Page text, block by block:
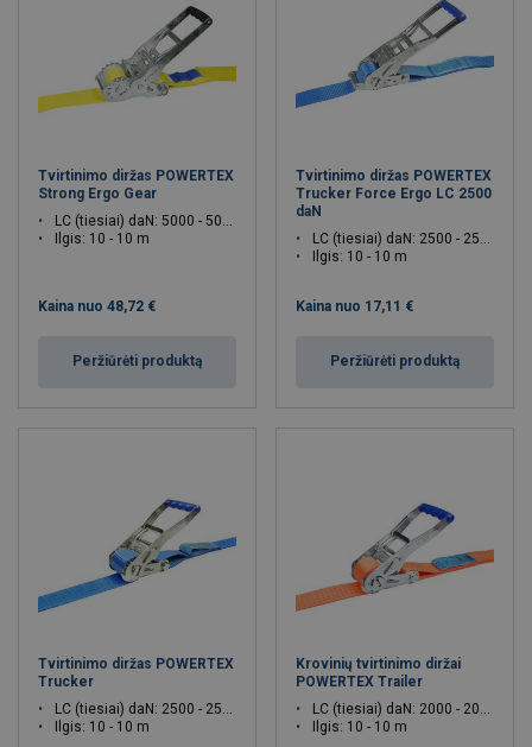
Tvirtinimo diržas POWERTEX
Strong Ergo Gear
LC (tiesiai) daN: 5000 - 5000
Ilgis: 10 - 10 m
Kaina nuo 48,72 €
Peržiūrėti produktą
Tvirtinimo diržas POWERTEX
Trucker Force Ergo LC 2500
daN
LC (tiesiai) daN: 2500 - 2500
Ilgis: 10 - 10 m
Kaina nuo 17,11 €
Peržiūrėti produktą
Tvirtinimo diržas POWERTEX
Trucker
LC (tiesiai) daN: 2500 - 2500
Ilgis: 10 - 10 m
Krovinių tvirtinimo diržai
POWERTEX Trailer
LC (tiesiai) daN: 2000 - 2000
Ilgis: 10 - 10 m